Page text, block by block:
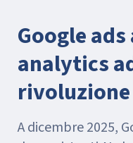
Google
analytics
A dicembre 2025,